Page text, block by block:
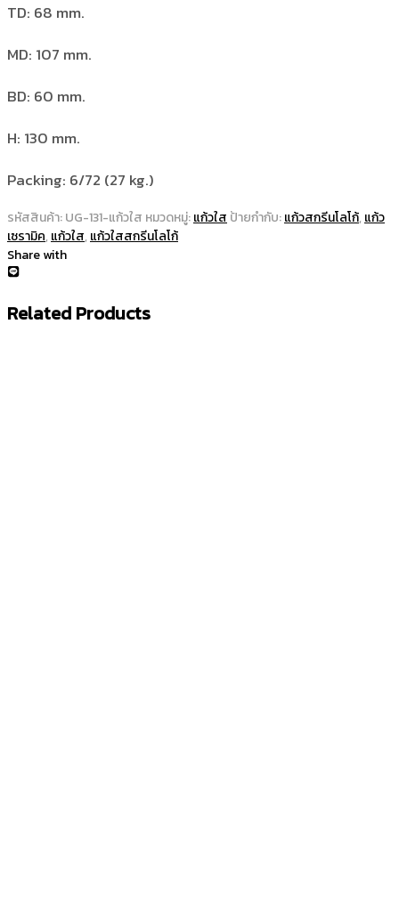
TD: 68 mm.
MD: 107 mm.
BD: 60 mm.
H: 130 mm.
Packing: 6/72 (27 kg.)
รหัสสินค้า:UG-131-แก้วใส หมวดหมู่:แก้วใส ป้ายกำกับ:แก้วสกรีนโลโก้, แก้ว
เซรามิค, แก้วใส, แก้วใสสกรีนโลโก้
Share with
Related Products